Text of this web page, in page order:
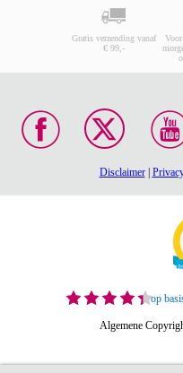
Gratis verzending vanaf
€ 99,-
Disclaimer|
op
Algemene